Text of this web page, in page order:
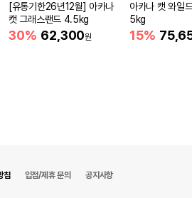
[유통기한26년12월] 아카나
캣 그래스랜드 4.5kg
30% 62,300원
아카나 캣 와일
5kg
15%
침 입점/제휴 문의 공지사항